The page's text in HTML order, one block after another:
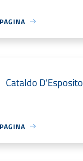
Cataldo D'Esposito